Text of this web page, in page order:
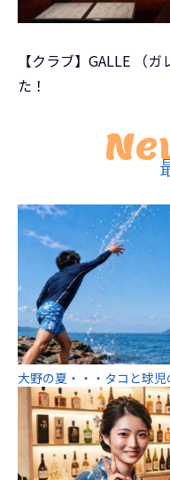
【クラブ】GALLE （
た！
大野の夏・・・タコと球